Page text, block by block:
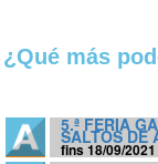
¿Qué más
5.ª FERIA
SALTOS DE
fins 18/09/2021